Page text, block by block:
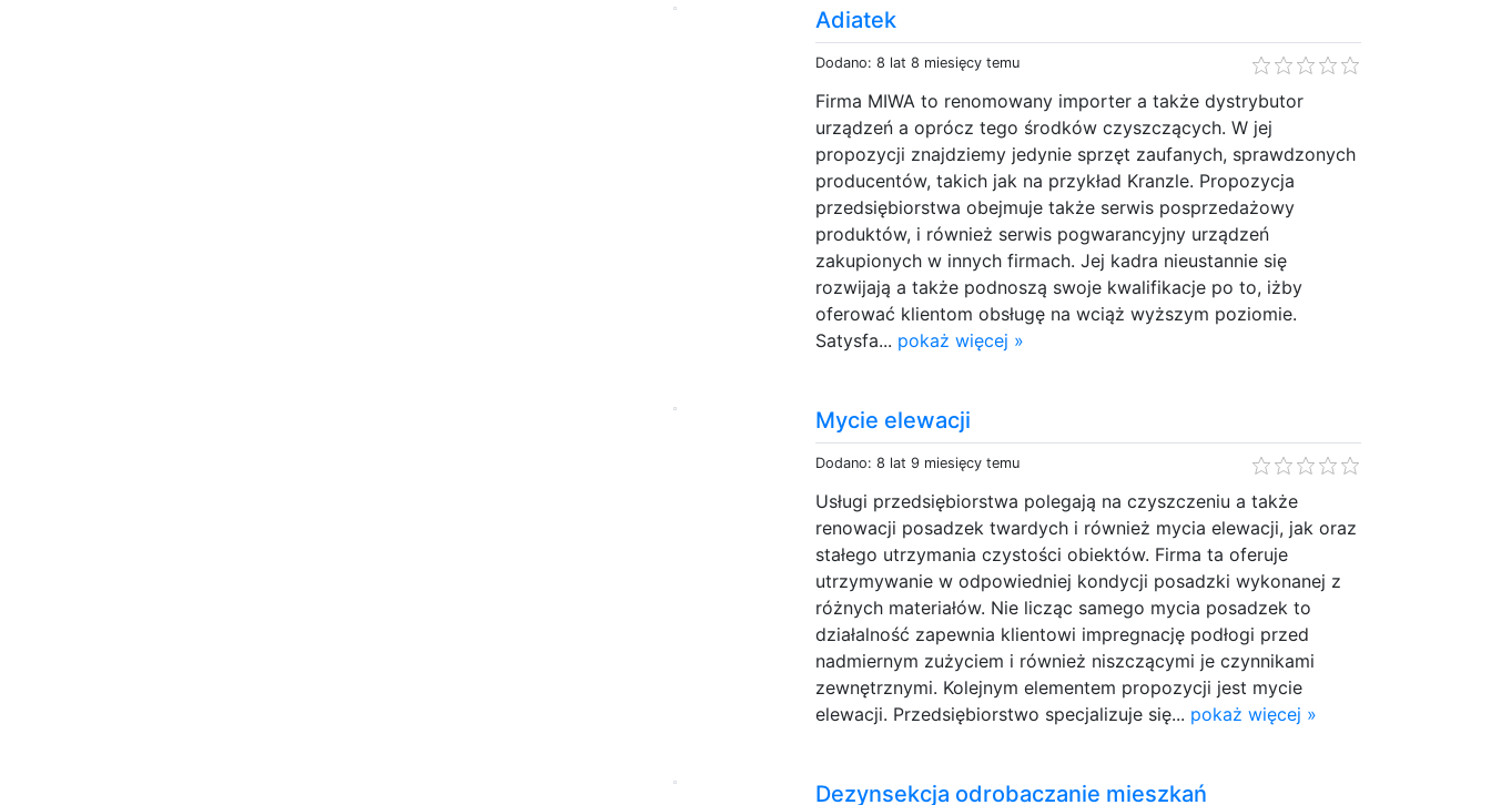
Adiatek
Dodano: 8 lat 8 miesięcy temu
Firma MIWA to renomowany importer a także dystrybutor
urządzeń a oprócz tego środków czyszczących. W jej
propozycji znajdziemy jedynie sprzęt zaufanych, sprawdzonych
producentów, takich jak na przykład Kranzle. Propozycja
przedsiębiorstwa obejmuje także serwis posprzedażowy
produktów, i również serwis pogwarancyjny urządzeń
zakupionych w innych firmach. Jej kadra nieustannie się
rozwijają a także podnoszą swoje kwalifikacje po to, iżby
oferować klientom obsługę na wciąż wyższym poziomie.
Satysfa... pokaż więcej »
Mycie elewacji
Dodano: 8 lat 9 miesięcy temu
Usługi przedsiębiorstwa polegają na czyszczeniu a także
renowacji posadzek twardych i również mycia elewacji, jak oraz
stałego utrzymania czystości obiektów. Firma ta oferuje
utrzymywanie w odpowiedniej kondycji posadzki wykonanej z
różnych materiałów. Nie licząc samego mycia posadzek to
działalność zapewnia klientowi impregnację podłogi przed
nadmiernym zużyciem i również niszczącymi je czynnikami
zewnętrznymi. Kolejnym elementem propozycji jest mycie
elewacji. Przedsiębiorstwo specjalizuje się... pokaż więcej »
Dezynsekcja odrobaczanie mieszkań